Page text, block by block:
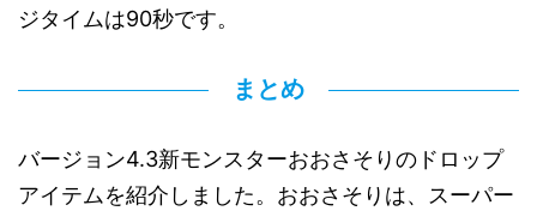
ジタイムは90秒です。
まとめ
バージョン4.3新モンスターおおさそりのドロップ
アイテムを紹介しました。おおさそりは、スーパー